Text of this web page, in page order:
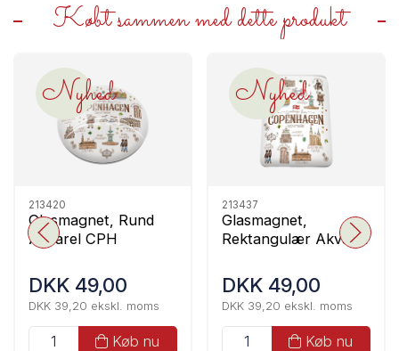
Købt sammen med dette produkt
Nyhed
213420
Glasmagnet, Rund
Akvarel CPH
DKK 49,00
DKK 39,20 ekskl. moms
Køb nu
Nyhed
213437
Glasmagnet,
Rektangulær Akvarel
DKK 49,00
DKK 39,20 ekskl. moms
Køb nu